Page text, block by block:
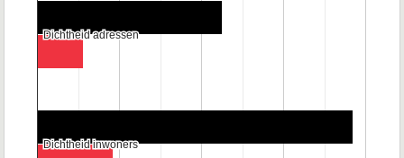
Dichtheid adressen
Dichtheid adressen
Dichtheid inwoners
Dichtheid inwoners